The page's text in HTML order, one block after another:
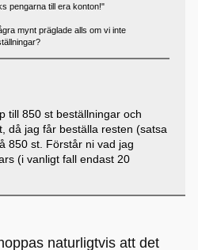
pengarna till era konton!"
mynt präglade alls om vi inte
till 850 st beställningar och
då jag får beställa resten (satsa
850 st. Förstår ni vad jag
(i vanligt fall endast 20
naturligtvis att det